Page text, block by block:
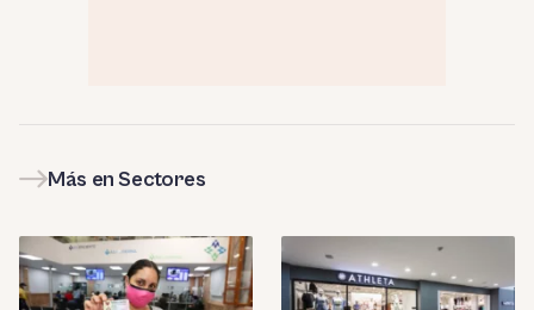
Más en Sectores